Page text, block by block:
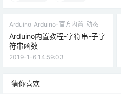
Arduino Arduino-官方内置 动态
Arduino内置教程-字符串-子字
符串函数
2019-1-6 14:59:03
猜你喜欢